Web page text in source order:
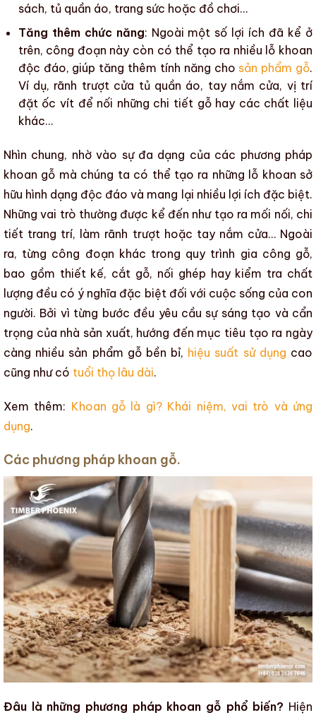
sách, tủ quần áo, trang sức hoặc đồ chơi…
Tăng thêm chức năng: Ngoài một số lợi ích đã kể ở
trên, công đoạn này còn có thể tạo ra nhiều lỗ khoan
độc đáo, giúp tăng thêm tính năng cho sản phẩm gỗ.
Ví dụ, rãnh trượt cửa tủ quần áo, tay nắm cửa, vị trí
đặt ốc vít để nối những chi tiết gỗhay các chất liệu
khác…
Nhìn chung, nhờ vào sự đa dạng của các phương pháp
khoan gỗ mà chúng ta có thể tạo ra những lỗ khoan sở
hữu hình dạng độc đáo và mang lại nhiều lợi ích đặc biệt.
Những vai trò thường được kể đến như tạo ra mối nối, chi
tiết trang trí, làm rãnh trượt hoặc tay nắm cửa… Ngoài
ra, từng công đoạn khác trong quy trình gia công gỗ,
bao gồm thiết kế, cắt gỗ, nối ghép hay kiểm tra chất
lượng đều có ý nghĩa đặc biệt đối với cuộc sống của con
người. Bởi vì từng bước đều yêu cầu sự sáng tạo và cẩn
trọng của nhà sản xuất, hướng đến mục tiêu tạo ra ngày
càng nhiều sản phẩm gỗ bền bỉ, hiệu suất sử dụng cao
cũng như có tuổi thọ lâu dài.
Xem thêm: Khoan gỗ là gì? Khái niệm, vai trò và ứng
dụng.
Các phương pháp khoan gỗ.
Đâu là những phương pháp khoan gỗ phổ biến? Hiện